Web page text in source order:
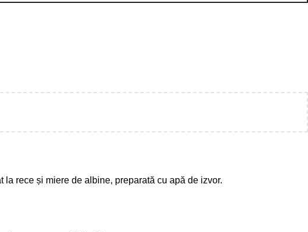
la rece și miere de albine, preparată cu apă de izvor.